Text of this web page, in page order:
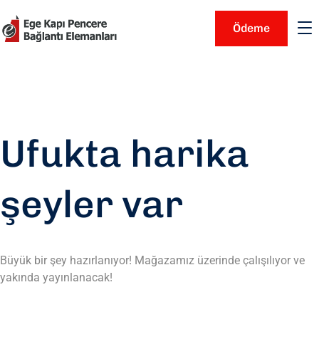
Ödeme
Ufukta harika
şeyler var
Büyük bir şey hazırlanıyor! Mağazamız üzerinde çalışılıyor ve
yakında yayınlanacak!